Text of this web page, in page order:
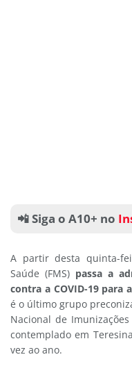
📲 Siga o A10+ no
A partir desta quinta-
Saúde (FMS) passa a
contra a COVID-19 para
é o último grupo
Nacional de
contemplado em
vez ao ano.